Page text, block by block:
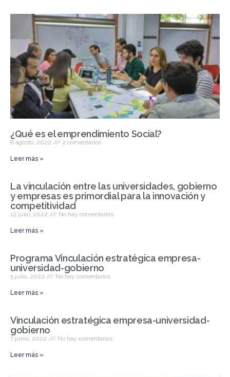
¿Qué es el emprendimiento Social?
8 agosto, 2022 2 comentarios
Leer más »
La vinculación entre las universidades, gobierno
y empresas es primordial para la innovación y
competitividad
12 julio, 2022 No hay comentarios
Leer más »
Programa Vinculación estratégica empresa-
universidad-gobierno
5 julio, 2022 No hay comentarios
Leer más »
Vinculación estratégica empresa-universidad-
gobierno
7 junio, 2022 No hay comentarios
Leer más »